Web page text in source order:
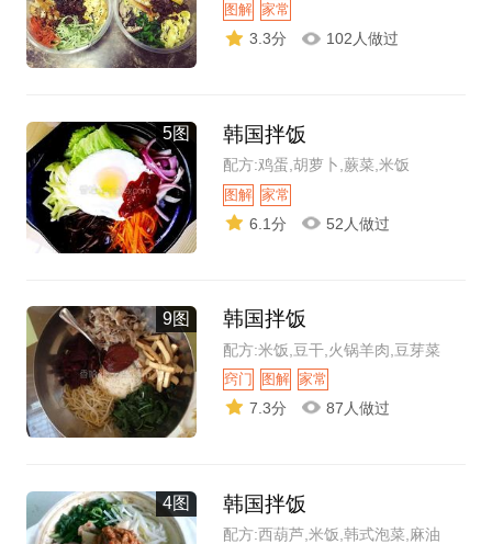
图解 家常
3.3分 102人做过
5图 韩国拌饭
配方:鸡蛋,胡萝卜,蕨菜,米饭
图解 家常
6.1分 52人做过
9图 韩国拌饭
配方:米饭,豆干,火锅羊肉,豆芽菜
窍门 图解 家常
7.3分 87人做过
4图 韩国拌饭
配方:西葫芦,米饭,韩式泡菜,麻油